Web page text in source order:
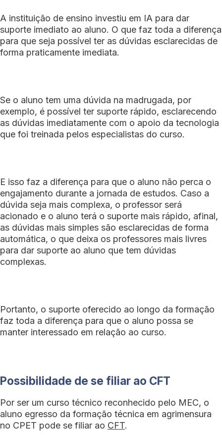
A instituição de ensino investiu em IA para dar
suporte imediato ao aluno. O que faz toda a diferença
para que seja possível ter as dúvidas esclarecidas de
forma praticamente imediata.
Se o aluno tem uma dúvida na madrugada, por
exemplo, é possível ter suporte rápido, esclarecendo
as dúvidas imediatamente com o apoio da tecnologia
que foi treinada pelos especialistas do curso.
E isso faz a diferença para que o aluno não perca o
engajamento durante a jornada de estudos. Caso a
dúvida seja mais complexa, o professor será
acionado e o aluno terá o suporte mais rápido, afinal,
as dúvidas mais simples são esclarecidas de forma
automática, o que deixa os professores mais livres
para dar suporte ao aluno que tem dúvidas
complexas.
Portanto, o suporte oferecido ao longo da formação
faz toda a diferença para que o aluno possa se
manter interessado em relação ao curso.
Possibilidade de se filiar ao CFT
Por ser um curso técnico reconhecido pelo MEC, o
aluno egresso da formação técnica em agrimensura
no CPET pode se filiar ao CFT.